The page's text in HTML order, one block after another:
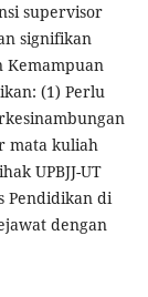
supervisor
signifikan
Kemampuan
(1) Perlu
mata kuliah
UPBJJ-UT
Pendidikan di
dengan